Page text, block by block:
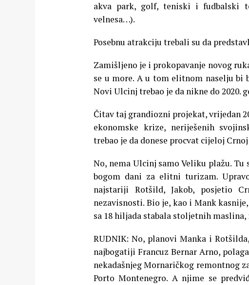
akva park, golf, teniski i fudbalski
velnesa…).
Posebnu atrakciju trebali su da
Zamišljeno je i prokopavanje novog
se u more. A u tom elitnom naselju bi
Novi Ulcinj trebao je da nikne do 2020.
Čitav taj grandiozni projekat, vrijedan
ekonomske krize, neriješenih
trebao je da donese procvat cijeloj
No, nema Ulcinj samo Veliku plažu.
bogom dani za elitni turizam.
najstariji Rotšild, Jakob, posjetio
nezavisnosti. Bio je, kao i Mank
sa 18 hiljada stabala stoljetnih
RUDNIK: No, planovi Manka i
najbogatiji Francuz Bernar Arno,
nekadašnjeg Mornaričkog remontnog
Porto Montenegro. A njime se